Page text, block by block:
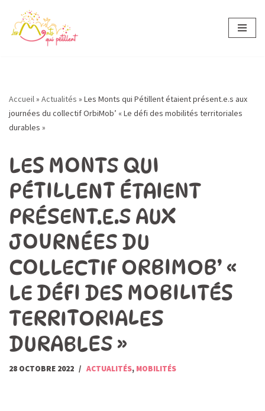
Aller
Accueil» Actualités » Les Monts qui Pétillent étaient présent.e.s aux
journées du collectif OrbiMob’ « Le défi des mobilités territoriales
durables »
LES MONTS QUI
PÉTILLENT ÉTAIENT
PRÉSENT.E.S AUX
JOURNÉES DU
COLLECTIF ORBIMOB’ «
LE DÉFI DES MOBILITÉS
TERRITORIALES
DURABLES »
28 OCTOBRE 2022 ACTUALITÉS, MOBILITÉS